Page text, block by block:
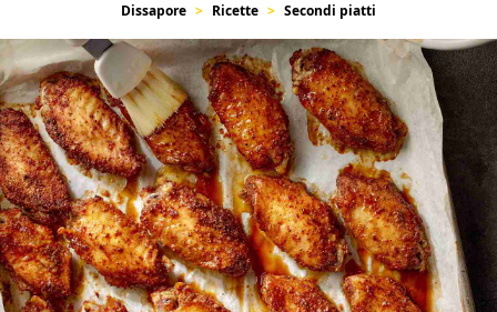
Dissapore Ricette Secondi piatti